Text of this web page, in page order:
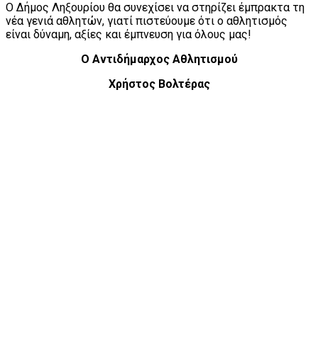
Ο Δήμος Ληξουρίου θα συνεχίσει να στηρίζει έμπρακτα τη
νέα γενιά αθλητών, γιατί πιστεύουμε ότι ο αθλητισμός
είναι δύναμη, αξίες και έμπνευση για όλους μας!
Ο Αντιδήμαρχος Αθλητισμού
Χρήστος Βολτέρας